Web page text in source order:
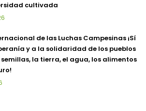
cultivada
de las Luchas Campesinas ¡Sí
y a la solidaridad de los pueblos
semillas, la tierra, el agua, los alimentos